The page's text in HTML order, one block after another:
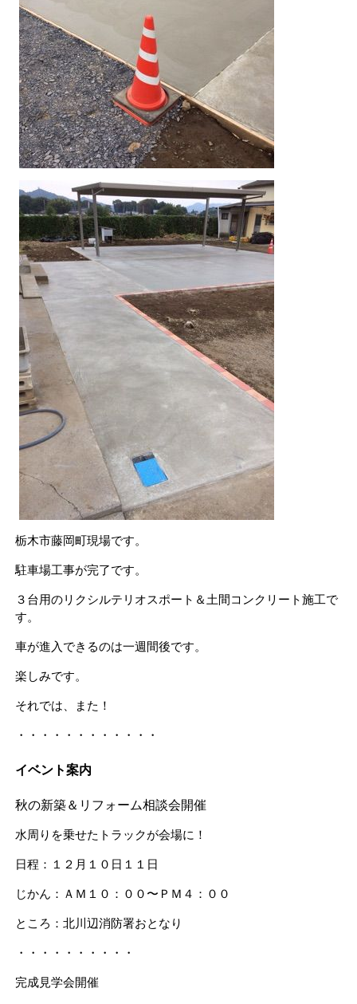
栃木市藤岡町現場です。
駐車場工事が完了です。
３台用のリクシルテリオスポート＆土間コンクリート施工で
す。
車が進入できるのは一週間後です。
楽しみです。
それでは、また！
・・・・・・・・・・・・
イベント案内
秋の新築＆リフォーム相談会開催
水周りを乗せたトラックが会場に！
日程：１２月１０日１１日
じかん：ＡＭ１０：００〜ＰＭ４：００
ところ：北川辺消防署おとなり
・・・・・・・・・・
完成見学会開催